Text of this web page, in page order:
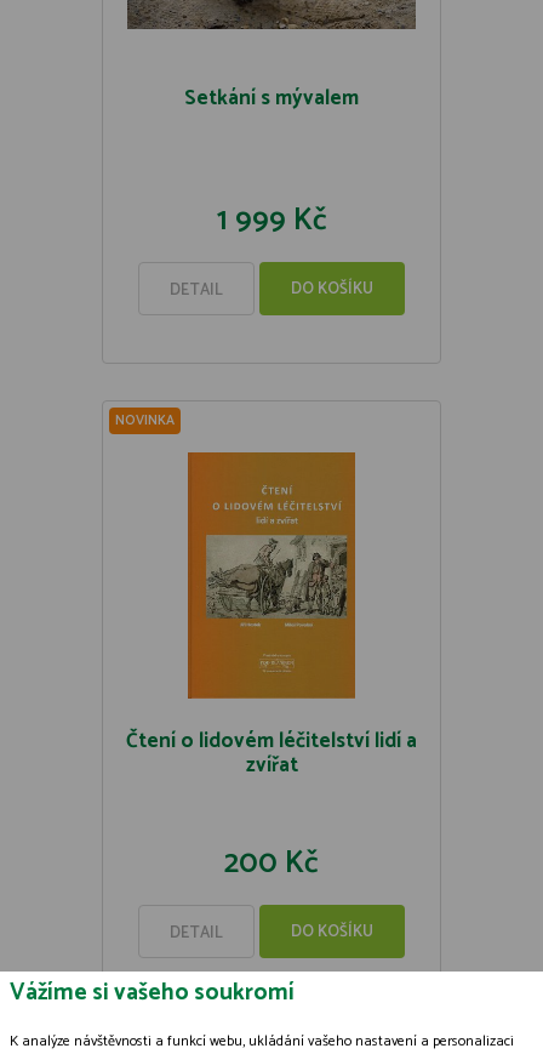
Setkání s mývalem
1 999 Kč
DETAIL DO KOŠÍKU
NOVINKA
Čtení o lidovém léčitelství lidí a
zvířat
200 Kč
DETAIL DO KOŠÍKU
Vážíme si vašeho soukromí
K analýze návštěvnosti a funkcí webu, ukládání vašeho nastavení a personalizaci